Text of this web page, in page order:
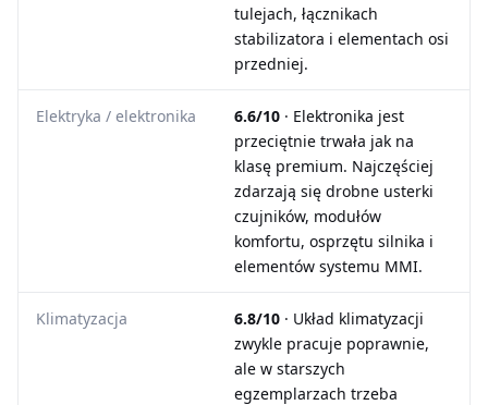
tulejach, łącznikach
stabilizatora i elementach osi
przedniej.
Elektryka / elektronika 6.6/10 · Elektronika jest
przeciętnie trwała jak na
klasę premium. Najczęściej
zdarzają się drobne usterki
czujników, modułów
komfortu, osprzętu silnika i
elementów systemu MMI.
Klimatyzacja 6.8/10 · Układ klimatyzacji
zwykle pracuje poprawnie,
ale w starszych
egzemplarzach trzeba